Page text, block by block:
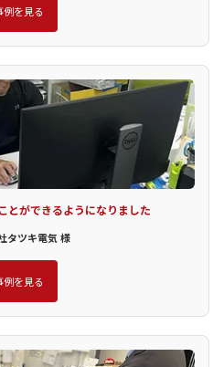
例を見る
とができるようになりました
タツキ電気 様
例を見る